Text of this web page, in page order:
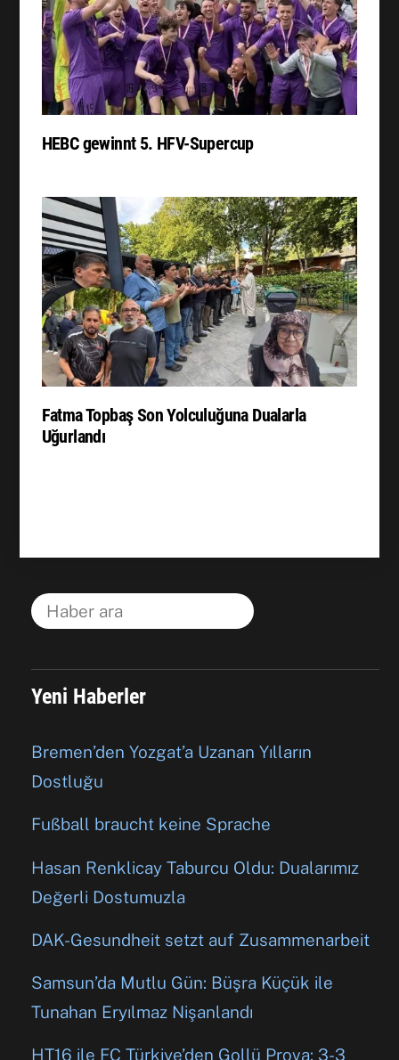
HEBC gewinnt 5. HFV-Supercup
Fatma Topbaş Son Yolculuğuna Dualarla
Uğurlandı
Yeni Haberler
Bremen’den Yozgat’a Uzanan Yılların
Dostluğu
Fußball braucht keine Sprache
Hasan Renklicay Taburcu Oldu: Dualarımız
Değerli Dostumuzla
DAK-Gesundheit setzt auf Zusammenarbeit
Samsun’da Mutlu Gün: Büşra Küçük ile
Tunahan Eryılmaz Nişanlandı
HT16 ile FC Türkiye’den Gollü Prova: 3-3